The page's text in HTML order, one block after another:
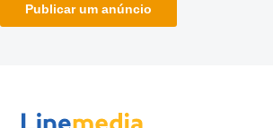
Publicar um anúncio